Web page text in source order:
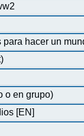
hacer un
o en grupo)
[EN]